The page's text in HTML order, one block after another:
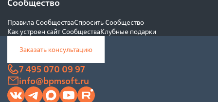
Сообщество
Правила СообществаСпросить Сообщество
Как устроен сайт СообществаКлубные подарки
Заказать консультацию
7 495 070 09 97
info@bpmsoft.ru